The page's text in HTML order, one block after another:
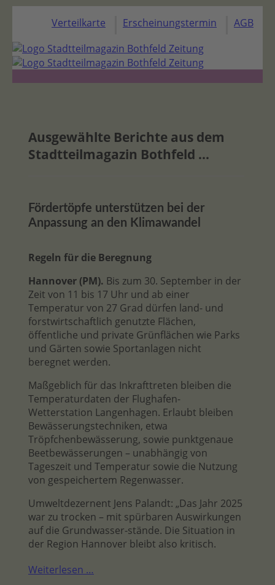
Verteilkarte Erscheinungstermin AGB
Ausgewählte Berichte aus dem
Stadtteilmagazin Bothfeld ...
Fördertöpfe unterstützen bei der
Anpassung an den Klimawandel
Regeln für die Beregnung
Hannover (PM). Bis zum 30. September in der
Zeit von 11 bis 17 Uhr und ab einer
Temperatur von 27 Grad dürfen land- und
forstwirtschaftlich genutzte Flächen,
öffentliche und private Grünflächen wie Parks
und Gärten sowie Sportanlagen nicht
beregnet werden.
Maßgeblich für das Inkrafttreten bleiben die
Temperaturdaten der Flughafen-
Wetterstation Langenhagen. Erlaubt bleiben
Bewässerungstechniken, etwa
Tröpfchenbewässerung, sowie punktgenaue
Beetbewässerungen – unabhängig von
Tageszeit und Temperatur sowie die Nutzung
von gespeichertem Regenwasser.
Umweltdezernent Jens Palandt: „Das Jahr 2025
war zu trocken – mit spürbaren Auswirkungen
auf die Grundwasser-stände. Die Situation in
der Region Hannover bleibt also kritisch.
Weiterlesen …